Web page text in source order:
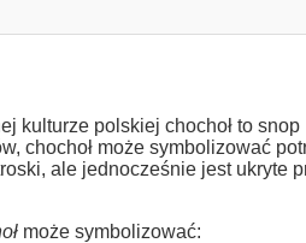
kulturze polskiej chochoł to snop
chochoł może symbolizować
ale jednocześnie jest ukryte
może symbolizować: